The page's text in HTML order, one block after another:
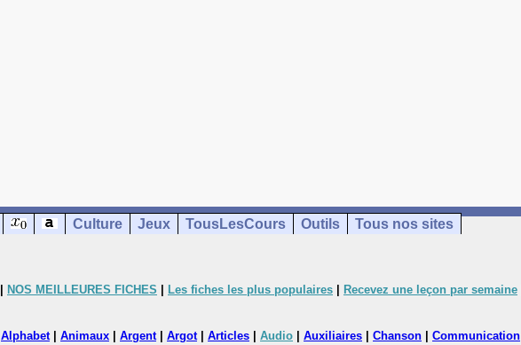
Culture Jeux TousLesCours Outils Tous nos sites
NOS MEILLEURES FICHES Les fiches les plus populaires Recevez une leçon par semaine
Alphabet| Animaux Argent| Argot| Articles Audio Auxiliaires Chanson Communication